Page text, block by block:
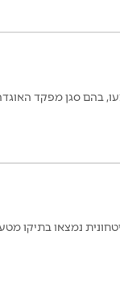
בהם סגן מפקד
נמצאו בתיקו